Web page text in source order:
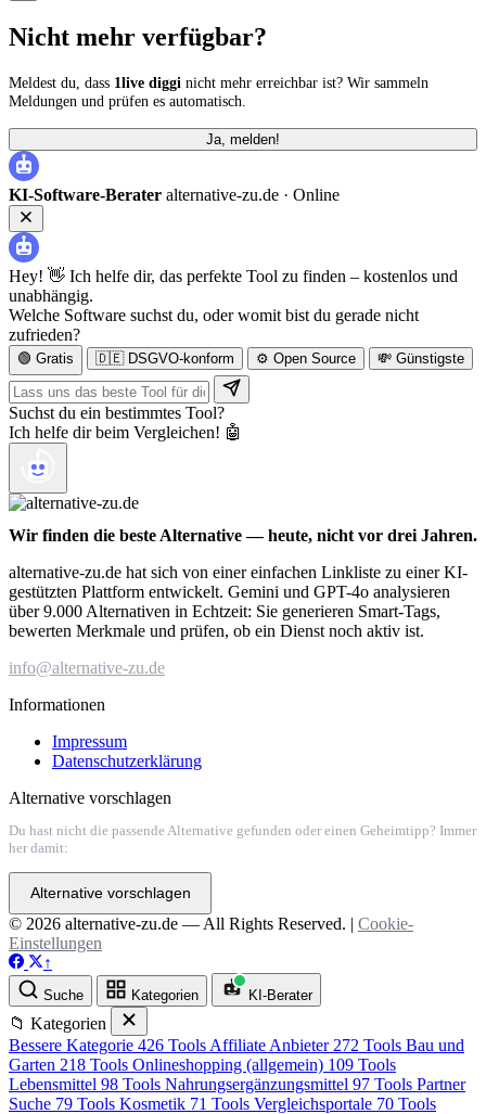
Nicht mehr verfügbar?
Meldest du, dass 1live diggi nicht mehr erreichbar ist? Wir sammeln
Meldungen und prüfen es automatisch.
Ja, melden!
KI-Software-Berater alternative-zu.de · Online
Hey! 👋 Ich helfe dir, das perfekte Tool zu finden – kostenlos und
unabhängig.
Welche Software suchst du, oder womit bist du gerade nicht
zufrieden?
🟢 Gratis 🇩🇪 DSGVO-konform ⚙️ Open Source 💸 Günstigste
Suchst du ein bestimmtes Tool?
Ich helfe dir beim Vergleichen! 🤖
Wir finden die beste Alternative — heute, nicht vor drei Jahren.
alternative-zu.de hat sich von einer einfachen Linkliste zu einer KI-
gestützten Plattform entwickelt. Gemini und GPT-4o analysieren
über 9.000 Alternativen in Echtzeit: Sie generieren Smart-Tags,
bewerten Merkmale und prüfen, ob ein Dienst noch aktiv ist.
info@alternative-zu.de
Informationen
Impressum
Datenschutzerklärung
Alternative vorschlagen
Du hast nicht die passende Alternative gefunden oder einen Geheimtipp? Immer
her damit:
Alternative vorschlagen
© 2026 alternative-zu.de — All Rights Reserved. | Cookie-
Einstellungen
↑
Suche Kategorien KI-Berater
📁 Kategorien
Bessere Kategorie 426 Tools Affiliate Anbieter 272 Tools Bau und
Garten 218 Tools Onlineshopping (allgemein) 109 Tools
Lebensmittel 98 Tools Nahrungsergänzungsmittel 97 Tools Partner
Suche 79 Tools Kosmetik 71 Tools Vergleichsportale 70 Tools